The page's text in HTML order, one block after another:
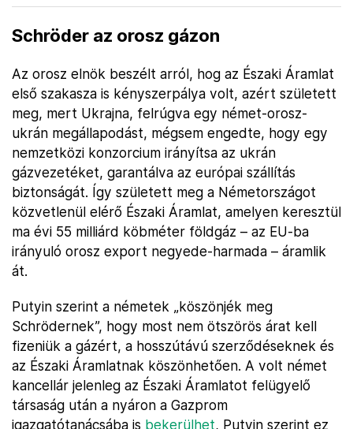
Schröder az orosz gázon
Az orosz elnök beszélt arról, hog az Északi Áramlat
első szakasza is kényszerpálya volt, azért született
meg, mert Ukrajna, felrúgva egy német-orosz-
ukrán megállapodást, mégsem engedte, hogy egy
nemzetközi konzorcium irányítsa az ukrán
gázvezetéket, garantálva az európai szállítás
biztonságát. Így született meg a Németországot
közvetlenül elérő Északi Áramlat, amelyen keresztül
ma évi 55 milliárd köbméter földgáz – az EU-ba
irányuló orosz export negyede-harmada – áramlik
át.
Putyin szerint a németek „köszönjék meg
Schrödernek”, hogy most nem ötszörös árat kell
fizeniük a gázért, a hosszútávú szerződéseknek és
az Északi Áramlatnak köszönhetően. A volt német
kancellár jelenleg az Északi Áramlatot felügyelő
társaság után a nyáron a Gazprom
igazgatótanácsába is bekerülhet, Putyin szerint ez